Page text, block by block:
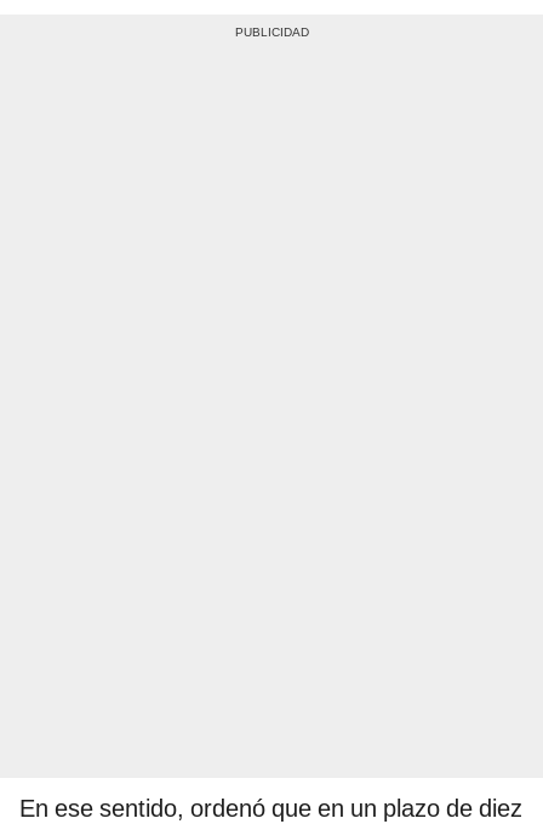
En ese sentido, ordenó que en un plazo de diez